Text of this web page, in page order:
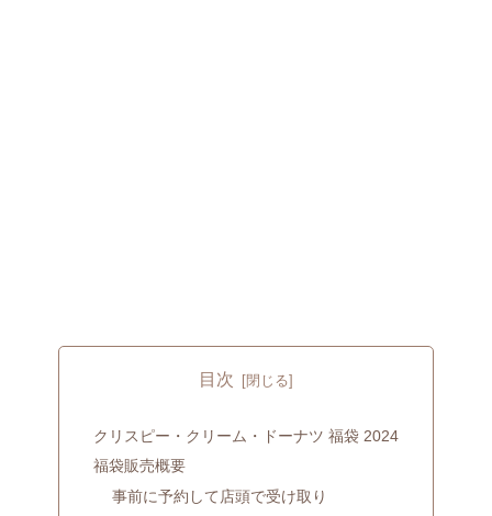
目次
クリスピー・クリーム・ドーナツ 福袋 2024
福袋販売概要
事前に予約して店頭で受け取り